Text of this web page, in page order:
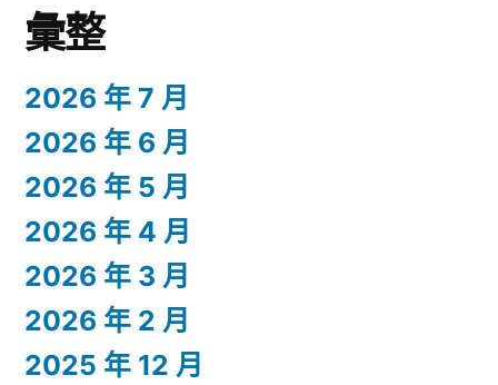
彙整
2026 年 7 月
2026 年 6 月
2026 年 5 月
2026 年 4 月
2026 年 3 月
2026 年 2 月
2025 年 12 月